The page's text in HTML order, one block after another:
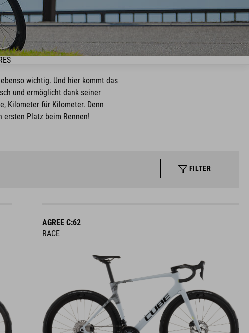
wichtig. Und hier kommt das
und ermöglicht dank seiner
Kilometer für Kilometer. Denn
ersten Platz beim Rennen!
FILTER
AGREE C:62
RACE